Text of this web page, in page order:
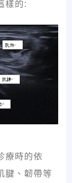
樣的:
療時的依
腱、韌帶等